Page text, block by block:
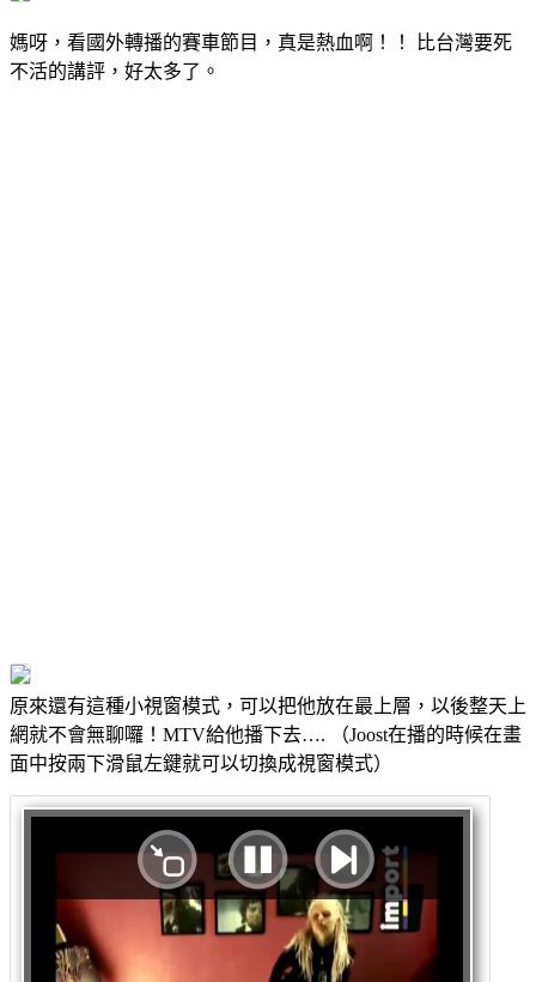
媽呀，看國外轉播的賽車節目，真是熱血啊！！ 比台灣要死
不活的講評，好太多了。
原來還有這種小視窗模式，可以把他放在最上層，以後整天上
網就不會無聊囉！MTV給他播下去…. （Joost在播的時候在畫
面中按兩下滑鼠左鍵就可以切換成視窗模式）